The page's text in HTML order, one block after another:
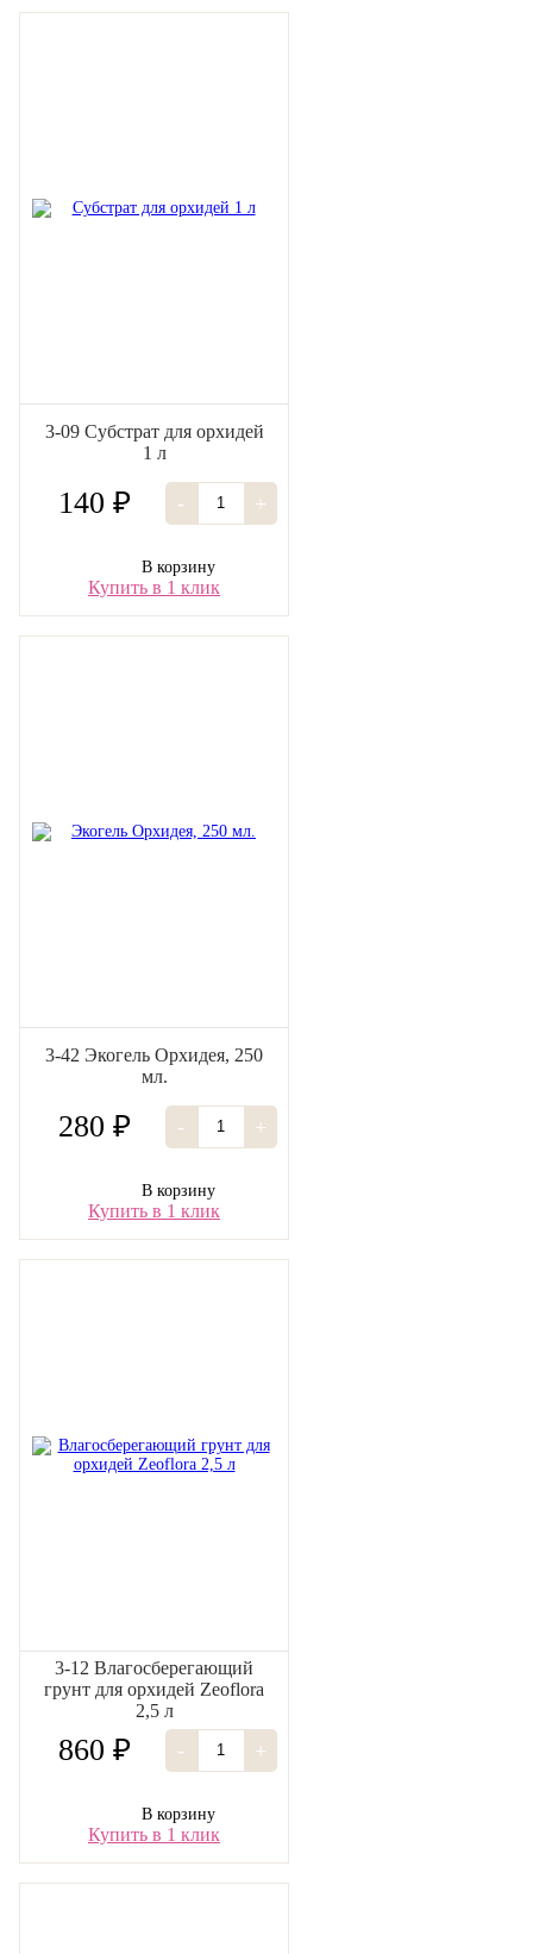
3-09 Субстрат для орхидей
1 л
140 ₽ - +
В корзину
Купить в 1 клик
3-42 Экогель Орхидея, 250
мл.
280 ₽ - +
В корзину
Купить в 1 клик
3-12 Влагосберегающий
грунт для орхидей Zeoflora
2,5 л
860 ₽ - +
В корзину
Купить в 1 клик